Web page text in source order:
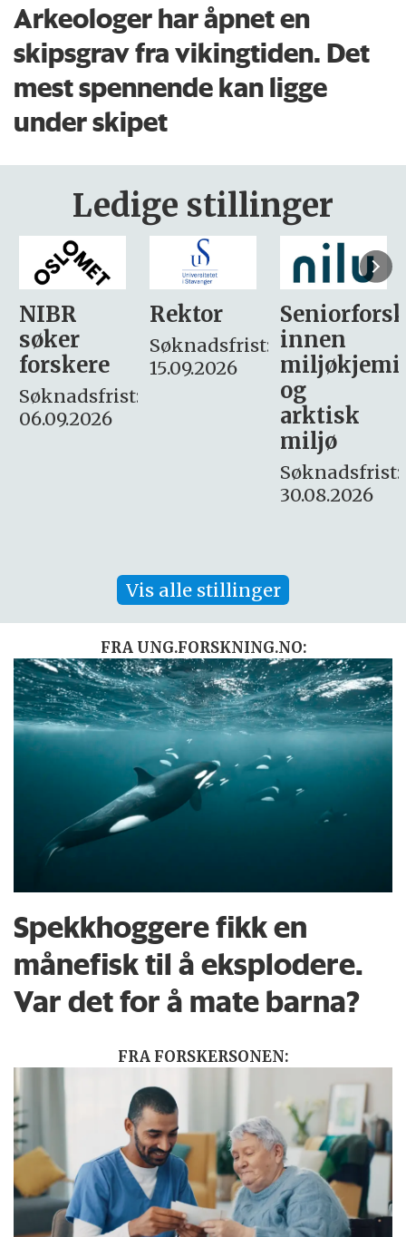
Arkeologer har åpnet en
skipsgrav fra vikingtiden. Det
mest spennende kan ligge
under skipet
Ledige stillinger
Rektor
Søknadsfrist:
15.09.2026
Seniorforsker
innen
miljøkjemi
søker
– fast
Søknadsfrist:
16. august.
Vis alle stillinger
FRA UNG.FORSKNING.NO:
Spekkhoggere fikk en
månefisk til å eksplodere.
Var det for å mate barna?
FRA FORSKERSONEN: